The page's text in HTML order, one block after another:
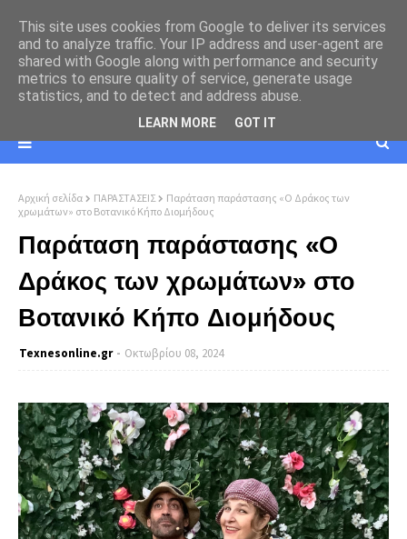
Αρχική σελίδα ΠΑΡΑΣΤΑΣΕΙΣ
Παράταση παράστασης «Ο Δράκος των
χρωμάτων» στο Βοτανικό Κήπο Διομήδους
Παράταση παράστασης «Ο
Δράκος των χρωμάτων» στο
Βοτανικό Κήπο Διομήδους
Texnesοnline.gr Οκτωβρίου 08, 2024
This site uses cookies from Google to deliver its services
and to analyze traffic. Your IP address and user-agent are
shared with Google along with performance and security
metrics to ensure quality of service, generate usage
statistics, and to detect and address abuse.
LEARN MORE GOT IT